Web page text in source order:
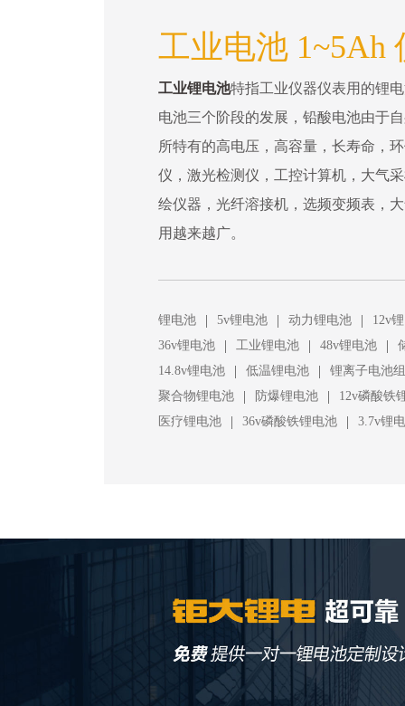
工业电池 1~5Ah
工业锂电池特指工业仪器仪表用的锂
电池三个阶段的发展，铅酸电池由于
所特有的高电压，高容量，长寿命，
仪，激光检测仪，工控计算机，大气
绘仪器，光纤溶接机，选频变频表，
用越来越广。
锂电池 | 5v锂电池 | 动力锂电池 |
12v
36v锂电池
| 工业锂电池 | 48v锂电池 |
14.8v锂电池
| 低温锂电池 |
锂离子电池组
聚合物锂电池
| 防爆锂电池 |
12v磷酸铁
医疗锂电池
| 36v磷酸铁锂电池 | 3.7v锂